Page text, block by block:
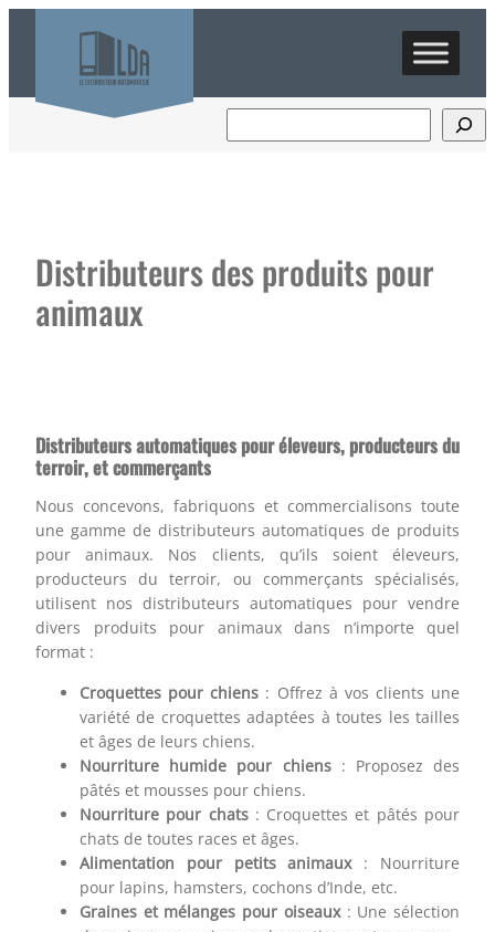
Distributeurs des produits pour
animaux
Distributeurs automatiques pour éleveurs, producteurs du
terroir, et commerçants
Nous concevons, fabriquons et commercialisons toute
une gamme de distributeurs automatiques de produits
pour animaux. Nos clients, qu’ils soient éleveurs,
producteurs du terroir, ou commerçants spécialisés,
utilisent nos distributeurs automatiques pour vendre
divers produits pour animaux dans n’importe quel
format :
Croquettes pour chiens : Offrez à vos clients une
variété de croquettes adaptées à toutes les tailles
et âges de leurs chiens.
Nourriture humide pour chiens: Proposez des
pâtés et mousses pour chiens.
Nourriture pour chats: Croquettes et pâtés pour
chats de toutes races et âges.
Alimentation pour petits animaux: Nourriture
pour lapins, hamsters, cochons d’Inde, etc.
Graines et mélanges pour oiseaux: Une sélection